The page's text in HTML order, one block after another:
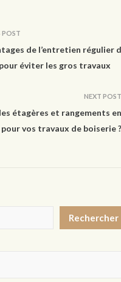
POST
de l’entretien régulier
éviter les gros travaux
NEXT POST
étagères et rangements en
vos travaux de boiserie ?
Rechercher